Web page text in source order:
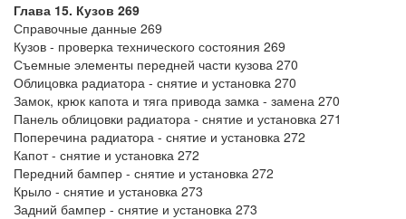
Глава 15. Кузов 269
Справочные данные 269
Кузов - проверка технического состояния 269
Съемные элементы передней части кузова 270
Облицовка радиатора - снятие и установка 270
Замок, крюк капота и тяга привода замка - замена 270
Панель облицовки радиатора - снятие и установка 271
Поперечина радиатора - снятие и установка 272
Капот - снятие и установка 272
Передний бампер - снятие и установка 272
Крыло - снятие и установка 273
Задний бампер - снятие и установка 273